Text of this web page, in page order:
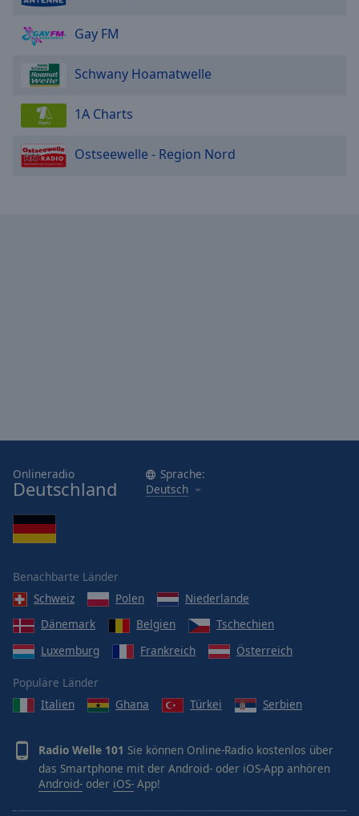
Gay FM
Schwany Hoamatwelle
1A Charts
Ostseewelle - Region Nord
Onlineradio
Deutschland
Sprache:
Deutsch
Benachbarte Länder
Schweiz
Polen
Niederlande
Dänemark
Belgien
Tschechien
Luxemburg
Frankreich Österreich
Populäre Länder
Italien
Ghana Türkei Serbien
Radio Welle 101 Sie können Online-Radio kostenlos über
das Smartphone mit der Android- oder iOS-App anhören
Android- oder iOS- App!